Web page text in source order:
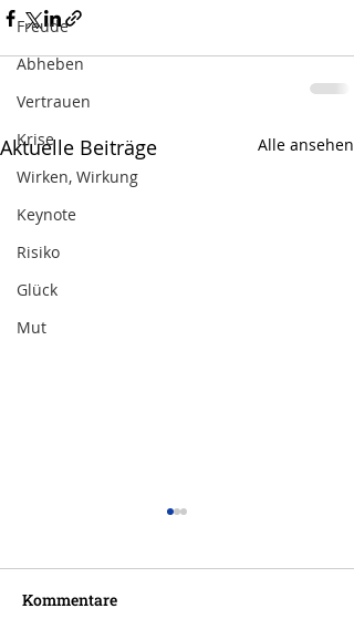
Freude
Abheben
Vertrauen
Krise
Wirken, Wirkung
Keynote
Risiko
Glück
Mut
Aktuelle Beiträge Alle ansehen
Kommentare